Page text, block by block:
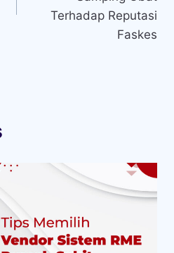
Terhadap Reputasi
Faskes